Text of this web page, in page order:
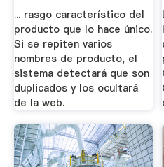
... rasgo característico del
producto que lo hace único.
Si se repiten varios
nombres de producto, el
sistema detectará que son
duplicados y los ocultará
de la web.